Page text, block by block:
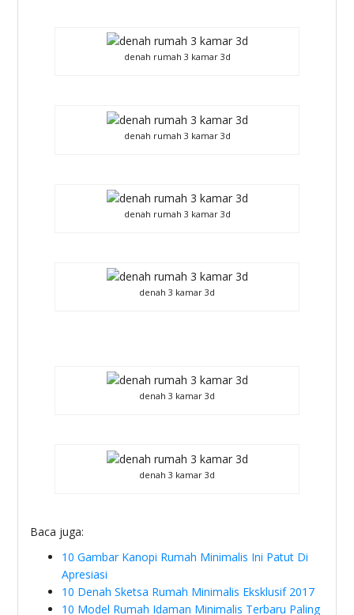
denah rumah 3 kamar 3d
denah rumah 3 kamar 3d
denah rumah 3 kamar 3d
denah 3 kamar 3d
denah 3 kamar 3d
denah 3 kamar 3d
Baca juga:
10 Gambar Kanopi Rumah Minimalis Ini Patut Di
Apresiasi
10 Denah Sketsa Rumah Minimalis Eksklusif 2017
10 Model Rumah Idaman Minimalis Terbaru Paling